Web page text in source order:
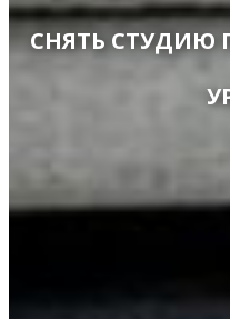
СНЯТЬ СТУДИЮ